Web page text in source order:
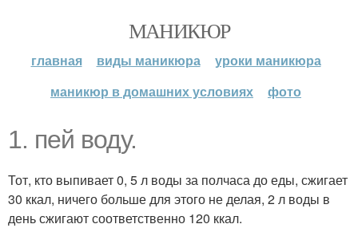
МАНИКЮР
главная виды маникюра
уроки маникюра
маникюр в домашних условиях
фото
1. пей воду.
Тот, кто выпивает 0, 5 л воды за полчаса до еды, сжигает
30 ккал, ничего больше для этого не делая, 2 л воды в
день сжигают соответственно 120 ккал.